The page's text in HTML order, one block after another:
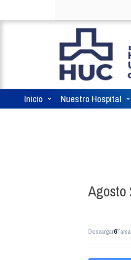
Inicio Nuestro Hospital
Agosto
Descargar6